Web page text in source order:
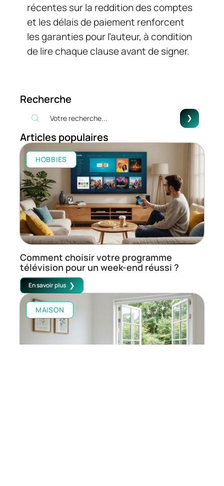
récentes sur la reddition des comptes
et les délais de paiement renforcent
les garanties pour l’auteur, à condition
de lire chaque clause avant de signer.
Recherche
Articles populaires
HOBBIES
Comment choisir votre programme
télévision pour un week-end réussi ?
En savoir plus
MAISON